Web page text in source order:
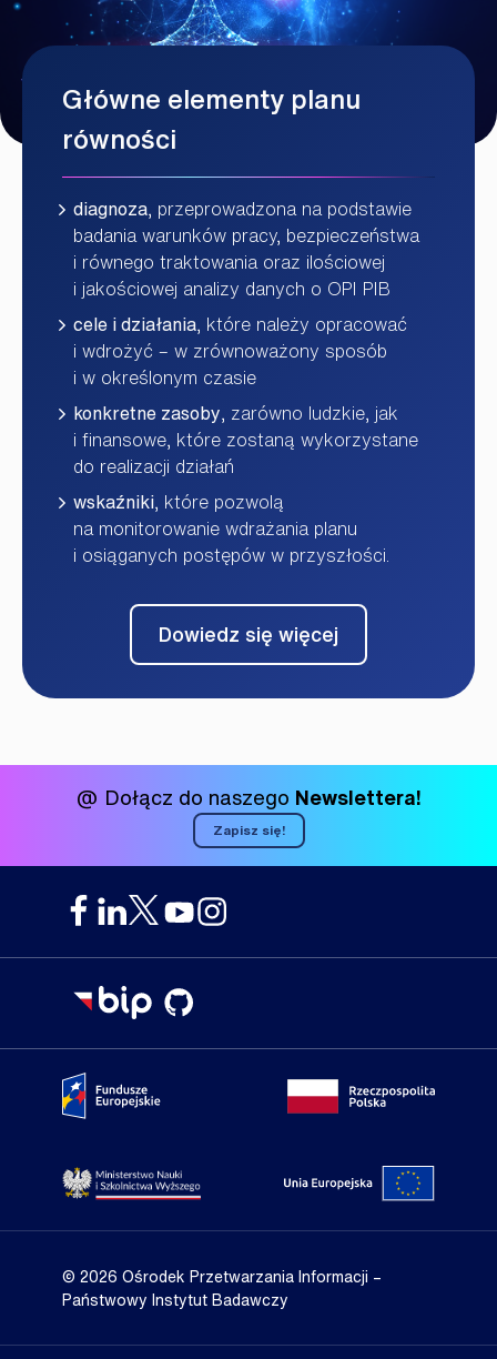
Główne elementy planu
równości
diagnoza, przeprowadzona na podstawie
badania warunków pracy, bezpieczeństwa
i równego traktowania oraz ilościowej
i jakościowej analizy danych o OPI PIB
cele i działania, które należy opracować
i wdrożyć – w zrównoważony sposób
i w określonym czasie
konkretne zasoby, zarówno ludzkie, jak
i finansowe, które zostaną wykorzystane
do realizacji działań
wskaźniki, które pozwolą
na monitorowanie wdrażania planu
i osiąganych postępów w przyszłości.
Dowiedz się więcej
@ Dołącz do naszego Newslettera!
Zapisz się!
Portal Fundusze Europejskie Portal
Strona Ministerstwa Nauki i Szkolnictwa WyższegoPortal
© 2026 Ośrodek Przetwarzania Informacji –
Państwowy Instytut Badawczy